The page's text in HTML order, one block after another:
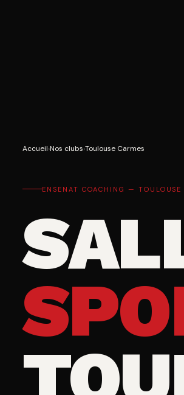
Accueil›Nos clubs›Toulouse Carmes
ENSENAT COACHING — TOULOUSE